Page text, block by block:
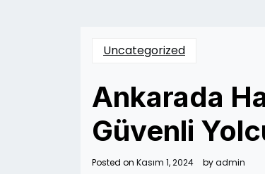
Uncategorized
Ankarada
Güvenli
Posted on Kasım 1, 2024 byadmin